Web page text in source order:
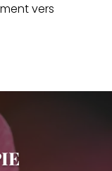
vers